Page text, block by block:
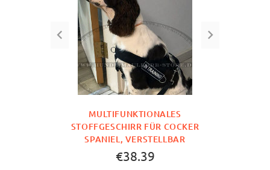
MULTIFUNKTIONALES
STOFFGESCHIRR FÜR COCKER
SPANIEL, VERSTELLBAR
€38.39